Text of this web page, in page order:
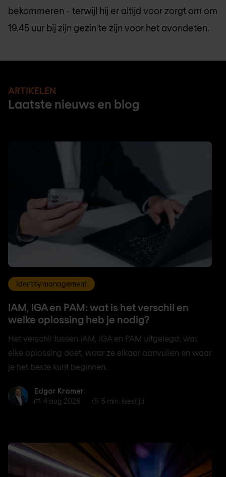
bekommeren - terwijl hij er altijd voor zorgt om om
19.45 uur bij zijn gezin te zijn voor het avondeten.
ARTIKELEN
Laatste nieuws en blog
Identity management
IAM, IGA en PAM: wat is het verschil en
welke oplossing heb je nodig?
Het verschil tussen IAM, IGA en PAM uitgelegd: wat
elke oplossing doet, waar ze elkaar aanvullen en waar
je het beste kunt beginnen.
Edgar KramerEdgar Kramer
4 aug 2026
5 min. leestijd